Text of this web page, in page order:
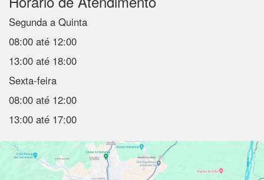
Segunda a Quinta
08:00 até 12:00
13:00 até 18:00
Sexta-feira
08:00 até 12:00
13:00 até 17:00